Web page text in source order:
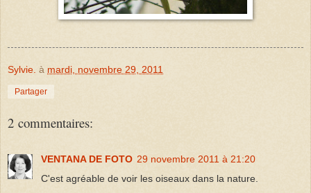
Sylvie. à mardi, novembre 29, 2011
Partager
2 commentaires:
VENTANA DE FOTO 29 novembre 2011 à 21:20
C'est agréable de voir les oiseaux dans la nature.